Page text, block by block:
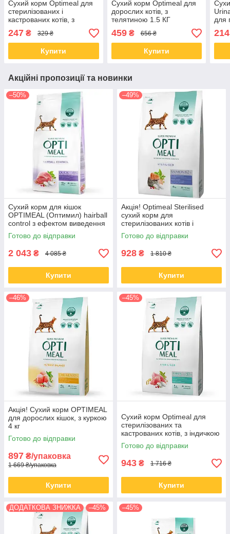
Сухий корм Optimeal для
стерилізованих і
кастрованих котів, з
індичкою та вівсом 0.7 КГ
247 ₴ 329 ₴
Купити
Сухий корм Optimeal для
дорослих котів, з
телятиною 1.5 КГ
459₴ 656 ₴
Купити
для
214
Акційні пропозиції та новинки
–50%
Сухий корм для кішок
OPTIMEAL (Оптимил) hairball
control з ефектом виведення
вовни з качкою 10 кг (термін
до 23.09.2026)
Готово до відправки
2 043 ₴ 4 085 ₴
Купити
–49%
Акція! Optimeal Sterilised
сухий корм для
стерилізованих котів і
кастрованих котів із лососем,
4 кг
Готово до відправки
928 ₴ 1 810 ₴
Купити
–46%
Акція! Сухий корм OPTIMEAL
для дорослих кішок, з куркою
4 кг
Готово до відправки
897 ₴/упаковка
1 669 ₴/упаковка
Купити
–45%
Сухий корм Optimeal для
стерилізованих та
кастрованих котів, з індичкою
та вівсом 4КГ
Готово до відправки
943 ₴ 1 716 ₴
Купити
ДОДАТКОВА ЗНИЖКА –45% –45%